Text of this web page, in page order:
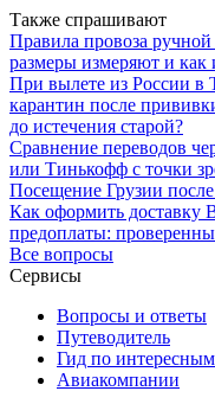
Также спрашивают
Правила провоза
размеры измеряют и как
При вылете из России
карантин после
до истечения старой?
Сравнение переводов
или Тинькофф с точки
Посещение Грузии
Как оформить доставку
предоплаты:
Все вопросы
Сервисы
Вопросы и ответы
Путеводитель
Гид по
Авиакомпании